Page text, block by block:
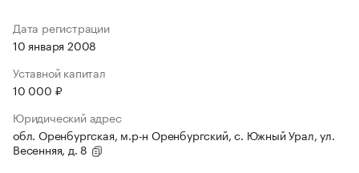
Дата регистрации
10 января 2008
Уставной капитал
10 000 ₽
Юридический адрес
обл. Оренбургская, м.р-н Оренбургский, с. Южный Урал, ул.
Весенняя, д. 8